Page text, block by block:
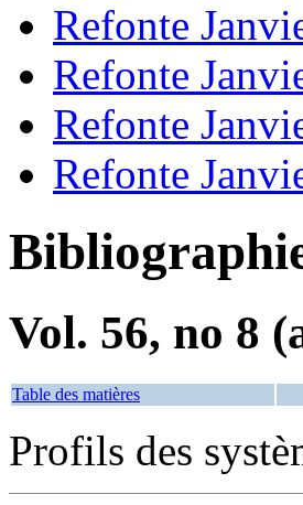
Refonte
Refonte
Refonte
Refonte
Vol. 56, no 8
Table des matières
Profils des